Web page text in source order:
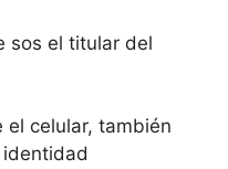
sos el titular del
el celular, también